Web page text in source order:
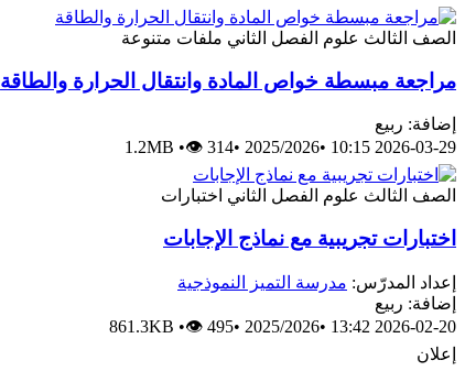
الصف الثالث علوم الفصل الثاني ملفات متنوعة
مراجعة مبسطة خواص المادة وانتقال الحرارة والطاقة
إضافة: ربيع
2026-03-29 10:15
•
2025/2026
•
1.2MB •👁 314
الصف الثالث علوم الفصل الثاني اختبارات
اختبارات تجريبية مع نماذج الإجابات
إعداد المدرّس: مدرسة التميز النموذجية
إضافة: ربيع
2026-02-20 13:42
•
2025/2026
•
861.3KB •👁 495
إعلان